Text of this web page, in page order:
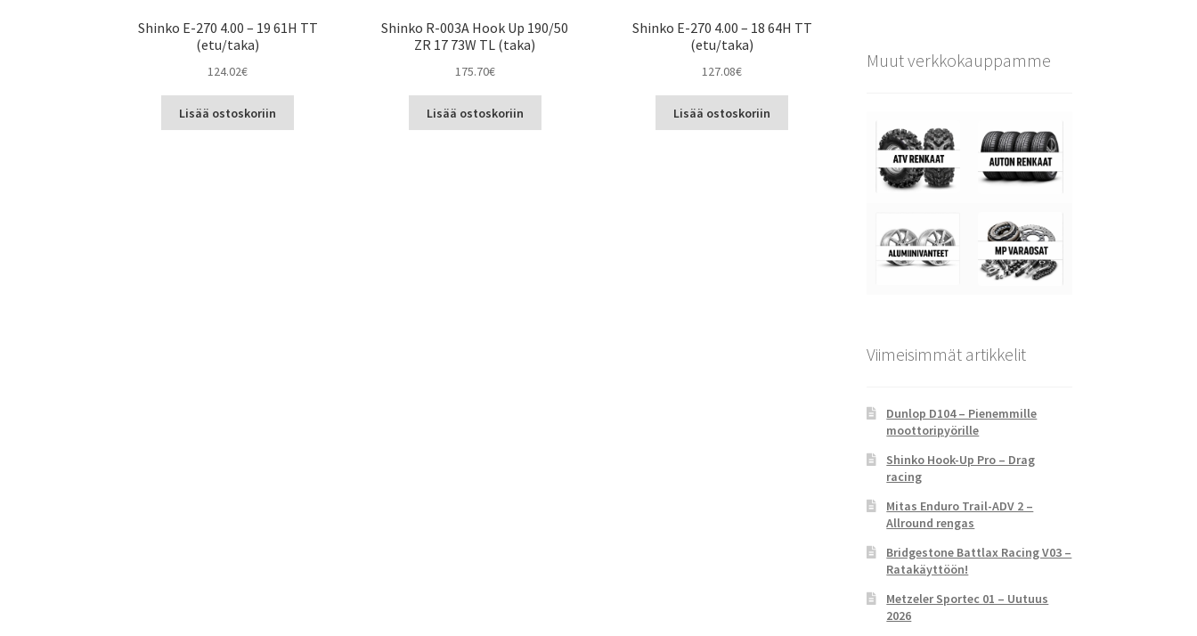
Shinko E-270 4.00 – 19 61H TT
(etu/taka)
124.02€
Lisää ostoskoriin
Shinko R-003A Hook Up 190/50
ZR 17 73W TL (taka)
175.70€
Lisää ostoskoriin
Shinko E-270 4.00 – 18 64H TT
(etu/taka)
127.08€
Lisää ostoskoriin
Muut verkkokauppamme
Viimeisimmät artikkelit
Dunlop D104 – Pienemmille
moottoripyörille
Shinko Hook-Up Pro – Drag
racing
Mitas Enduro Trail-ADV 2 –
Allround rengas
Bridgestone Battlax Racing V03 –
Ratakäyttöön!
Metzeler Sportec 01 – Uutuus
2026